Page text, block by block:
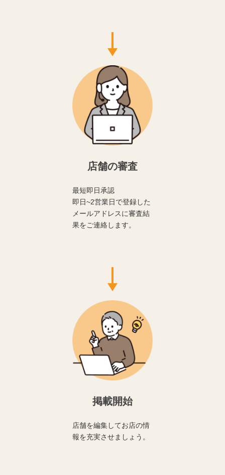
店舗の審査
最短即日承認
即日~2営業日で登録した
メールアドレスに審査結
果をご連絡します。
掲載開始
店舗を編集してお店の情
報を充実させましょう。